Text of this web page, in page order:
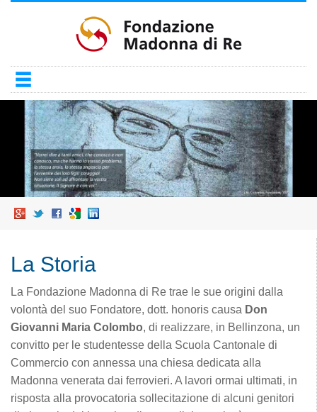
La Storia
La Fondazione Madonna di Re trae le sue origini dalla
volontà del suo Fondatore, dott. honoris causa Don
Giovanni Maria Colombo, di realizzare, in Bellinzona, un
convitto per le studentesse della Scuola Cantonale di
Commercio con annessa una chiesa dedicata alla
Madonna venerata dai ferrovieri. A lavori ormai ultimati, in
risposta alla provocatoria sollecitazione di alcuni genitori